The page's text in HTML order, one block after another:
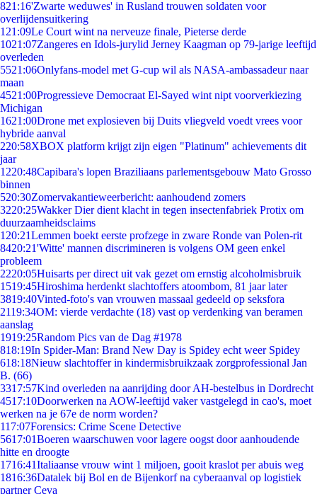
821:16'Zwarte weduwes' in Rusland trouwen soldaten voor
overlijdensuitkering
1 21:09Le Court wint na nerveuze finale, Pieterse derde
1021:07Zangeres en Idols-jurylid Jerney Kaagman op 79-jarige leeftijd
overleden
5521:06Onlyfans-model met G-cup wil als NASA-ambassadeur naar
maan
4521:00Progressieve Democraat El-Sayed wint nipt voorverkiezing
Michigan
1621:00Drone met explosieven bij Duits vliegveld voedt vrees voor
hybride aanval
220:58XBOX platform krijgt zijn eigen "Platinum" achievements dit
jaar
1220:48Capibara's lopen Braziliaans parlementsgebouw Mato Grosso
binnen
520:30Zomervakantieweerbericht: aanhoudend zomers
3220:25Wakker Dier dient klacht in tegen insectenfabriek Protix om
duurzaamheidsclaims
1 20:21Lemmen boekt eerste profzege in zware Ronde van Polen-rit
8420:21'Witte' mannen discrimineren is volgens OM geen enkel
probleem
2220:05Huisarts per direct uit vak gezet om ernstig alcoholmisbruik
1519:45Hiroshima herdenkt slachtoffers atoombom, 81 jaar later
3819:40Vinted-foto's van vrouwen massaal gedeeld op seksfora
2119:34OM: vierde verdachte (18) vast op verdenking van beramen
aanslag
1919:25Random Pics van de Dag #1978
818:19In Spider-Man: Brand New Day is Spidey echt weer Spidey
618:18Nieuw slachtoffer in kindermisbruikzaak zorgprofessional Jan
B. (66)
3317:57Kind overleden na aanrijding door AH-bestelbus in Dordrecht
4517:10Doorwerken na AOW-leeftijd vaker vastgelegd in cao's, moet
werken na je 67e de norm worden?
117:07Forensics: Crime Scene Detective
5617:01Boeren waarschuwen voor lagere oogst door aanhoudende
hitte en droogte
1716:41Italiaanse vrouw wint 1 miljoen, gooit kraslot per abuis weg
1816:36Datalek bij Bol en de Bijenkorf na cyberaanval op logistiek
partner Ceva